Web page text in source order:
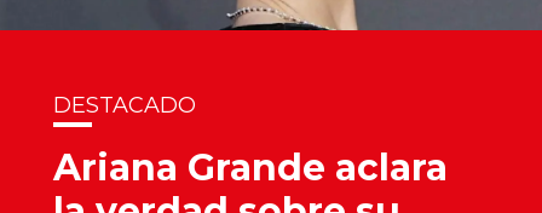
DESTACADO
Ariana Grande aclara